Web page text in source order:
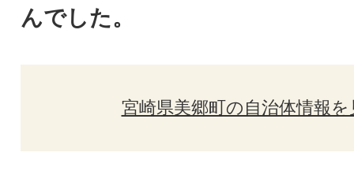
んでした。
宮崎県美郷町の自治体情報を